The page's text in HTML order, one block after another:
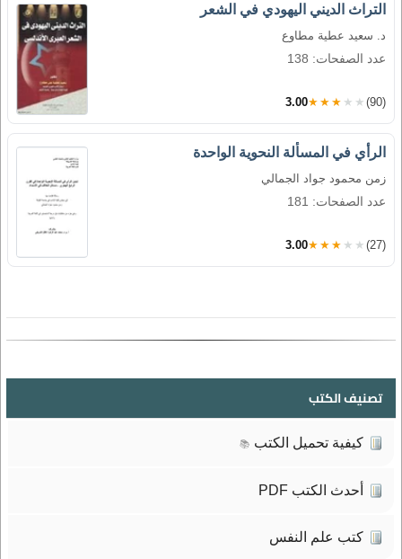
التراث الديني اليهودي في الشعر
د. سعيد عطية مطاوع
عدد الصفحات: 138
3.00★★★★★ (90)
الرأي في المسألة النحوية الواحدة
زمن محمود جواد الجمالي
عدد الصفحات: 181
3.00★★★★★ (27)
تصنيف الكتب
كيفية تحميل الكتب 📚
أحدث الكتب PDF
كتب علم النفس